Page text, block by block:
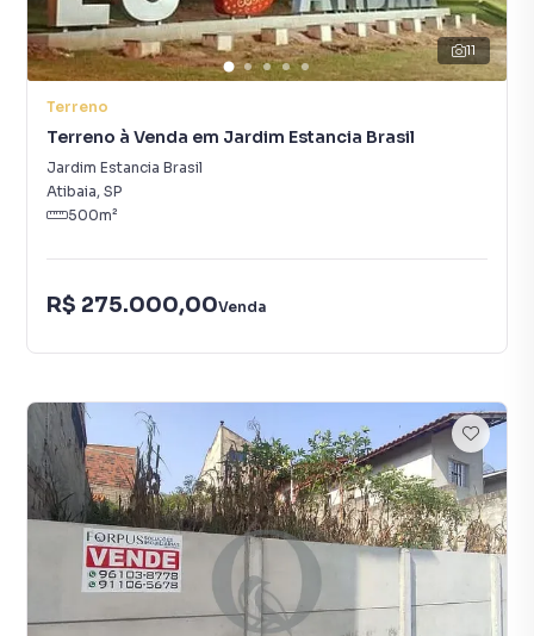
11
Terreno
Terreno à Venda em Jardim Estancia Brasil
Jardim Estancia Brasil
Atibaia, SP
500m²
R$ 275.000,00Venda